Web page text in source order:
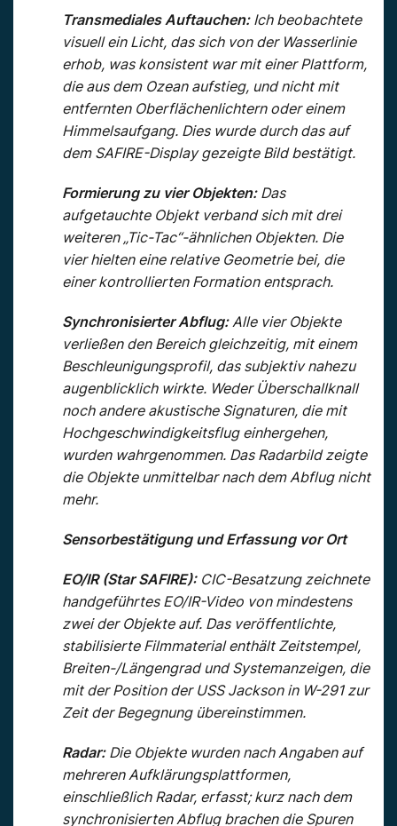
Transmediales Auftauchen:Ich beobachtete
visuell ein Licht, das sich von der Wasserlinie
erhob, was konsistent war mit einer Plattform,
die aus dem Ozean aufstieg, und nicht mit
entfernten Oberflächenlichtern oder einem
Himmelsaufgang. Dies wurde durch das auf
dem SAFIRE-Display gezeigte Bild bestätigt.
Formierung zu vier Objekten:Das
aufgetauchte Objekt verband sich mit drei
weiteren „Tic-Tac“-ähnlichen Objekten. Die
vier hielten eine relative Geometrie bei, die
einer kontrollierten Formation entsprach.
Synchronisierter Abflug:Alle vier Objekte
verließen den Bereich gleichzeitig, mit einem
Beschleunigungsprofil, das subjektiv nahezu
augenblicklich wirkte. Weder Überschallknall
noch andere akustische Signaturen, die mit
Hochgeschwindigkeitsflug einhergehen,
wurden wahrgenommen. Das Radarbild zeigte
die Objekte unmittelbar nach dem Abflug nicht
mehr.
Sensorbestätigung und Erfassung vor Ort
EO/IR (Star SAFIRE):CIC-Besatzung zeichnete
handgeführtes EO/IR-Video von mindestens
zwei der Objekte auf. Das veröffentlichte,
stabilisierte Filmmaterial enthält Zeitstempel,
Breiten-/Längengrad und Systemanzeigen, die
mit der Position der USS Jackson in W-291 zur
Zeit der Begegnung übereinstimmen.
Radar:Die Objekte wurden nach Angaben auf
mehreren Aufklärungsplattformen,
einschließlich Radar, erfasst; kurz nach dem
synchronisierten Abflug brachen die Spuren